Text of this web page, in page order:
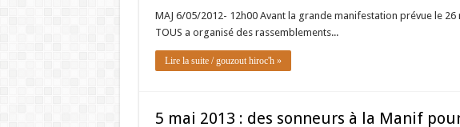
MAJ 6/05/2012- 12h00 Avant la grande manifestation prévue le 26
TOUS a organisé des rassemblements...
Lire la suite / gouzout hiroc'h »
5 mai 2013 : des sonneurs à la Manif